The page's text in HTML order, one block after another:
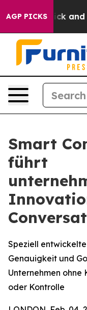
AGP PICKS
Sick and Tired
Smart
führt
Speziell
Genauigkeit und
Unternehmen ohne
oder Kontrolle